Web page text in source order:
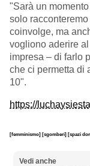
"Sarà un
solo
coinvolge, ma
vogliono aderire
impresa – di farlo
che ci permetta di
10".
https://
[femminismo] [sgomberi] [spazi
Vedi anche